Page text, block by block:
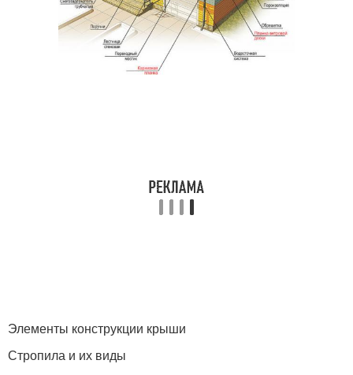
Элементы конструкции крыши
Стропила и их виды